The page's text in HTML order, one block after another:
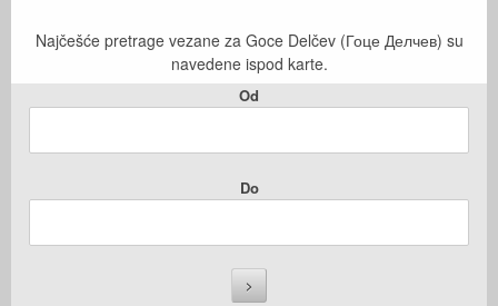
Najčešće pretrage vezane za Goce Delčev (Гоце Делчев) su
navedene ispod karte.
Od
Do